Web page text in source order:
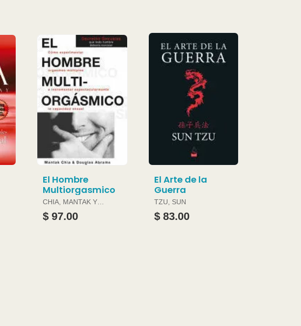
El Hombre
Multiorgasmico
CHIA, MANTAK Y
DOUGLAS ABRAMS
$ 97.00
El Arte de la
Guerra
TZU, SUN
$ 83.00